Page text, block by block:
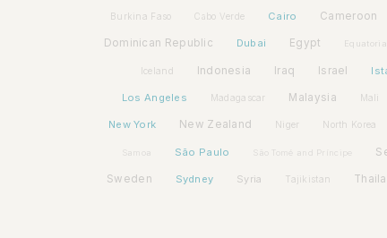
Burkina Faso Cabo Verde Cairo Cameroon
Dominican Republic Dubai Egypt
Iceland Indonesia Iraq Israel
Los Angeles Madagascar Malaysia Mali
New York New Zealand Niger North Korea
Samoa São Paulo São Tomé and Príncipe
Sweden Sydney Syria Tajikistan